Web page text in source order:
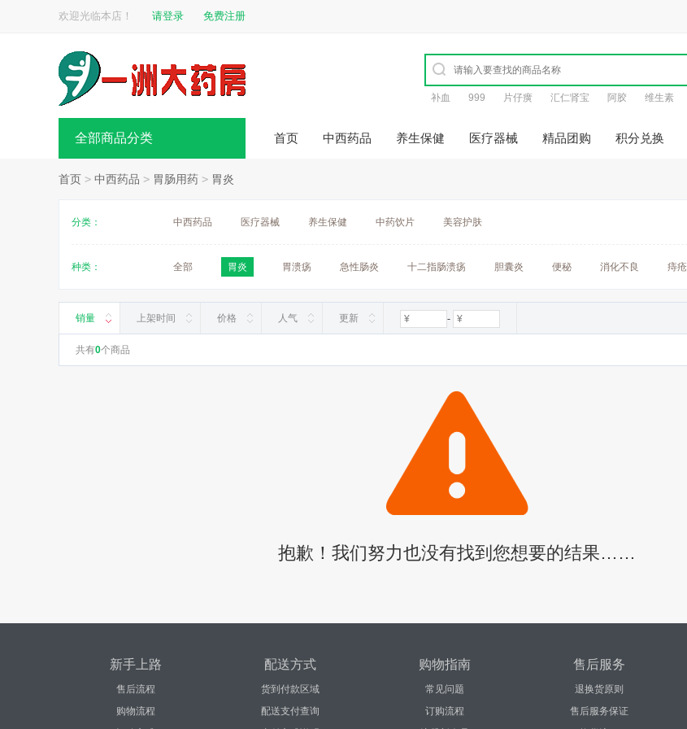
欢迎光临本店！ 请登录 免费注册
补血 999 片仔癀 汇仁肾宝 阿胶 维生素
全部商品分类 首页 中西药品 养生保健 医疗器械 精品团购 积分兑换
首页 > 中西药品 > 胃肠用药 > 胃炎
分类： 中西药品 医疗器械 养生保健 中药饮片 美容护肤
种类： 全部 胃炎 胃溃疡 急性肠炎 十二指肠溃疡 胆囊炎 便秘 消化不良 痔疮
销量 上架时间 价格 人气 更新 -
共有0个商品
抱歉！我们努力也没有找到您想要的结果……
新手上路
售后流程
购物流程
配送方式
货到付款区域
配送支付查询
购物指南
常见问题
订购流程
售后服务
退换货原则
售后服务保证